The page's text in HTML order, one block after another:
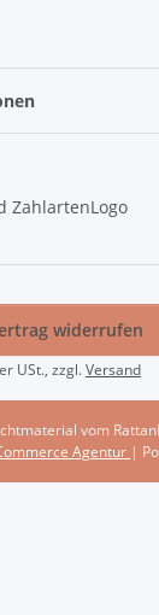
widerrufen
USt., zzgl.Versand
vom
Agentur |